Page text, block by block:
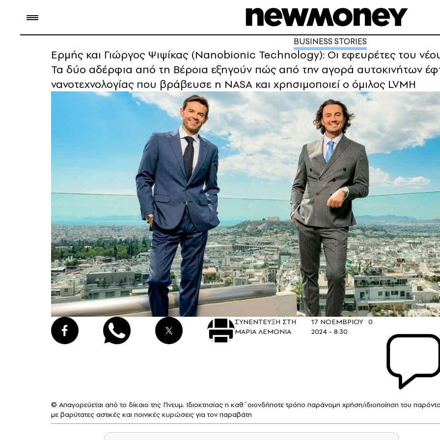
BUSINESS STORIES
Eρμής και Γιώργος Ψιψίκας (Nanobionic Technology): Οι εφευρέτες του
Τα δύο αδέρφια από τη Βέροια εξηγούν πώς από την αγορά αυτοκινήτων
νανοτεχνολογίας που βράβευσε η NASA και χρησιμοποιεί ο όμιλος LVΜΗ
ΣΥΝΕΝΤΕΥΞΗ ΣΤΗ
ΜΑΡΙΑ ΛΕΜΟΝΙΑ
17 ΝΟΕΜΒΡΙΟΥ
2024 - 8:30
0
© Απαγορεύεται από το δίκαιο της Πνευμ. Ιδιοκτησίας η καθ΄οιονδήποτε τρόπο παράνομη χρήση/ιδιοποίηση του
με βαρύτατες αστικές και ποινικές κυρώσεις για τον παραβάτη